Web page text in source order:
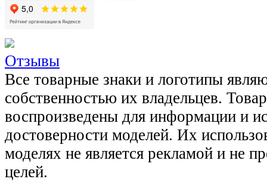
Отзывы
Все товарные знаки и логотипы
собственностью их владельцев.
воспроизведены для информации и
достоверности моделей. Их
моделях не является рекламой и не
целей.